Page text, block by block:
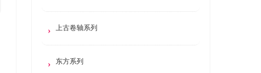
上古卷轴系列
东方系列